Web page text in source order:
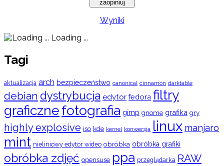
Wyniki
Loading ...
Tagi
aktualizacja arch bezpieczeństwo canonical cinnamon darktable
debian dystrybucja edytor fedora filtry
graficznefotografia gimp gnome grafika gry
highly explosive iso kde kernel konwersja linux manjaro
mint nieliniowy edytor wideo obróbka obróbka grafiki
obróbka zdjęć opensuse ppa przeglądarka RAW